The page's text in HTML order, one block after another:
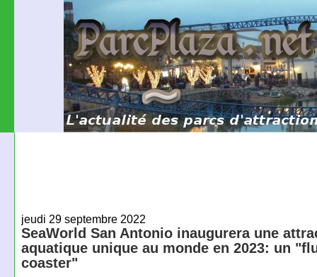
jeudi 29 septembre 2022
SeaWorld San Antonio inaugurera une
aquatique unique au monde en 2023: un
coaster"